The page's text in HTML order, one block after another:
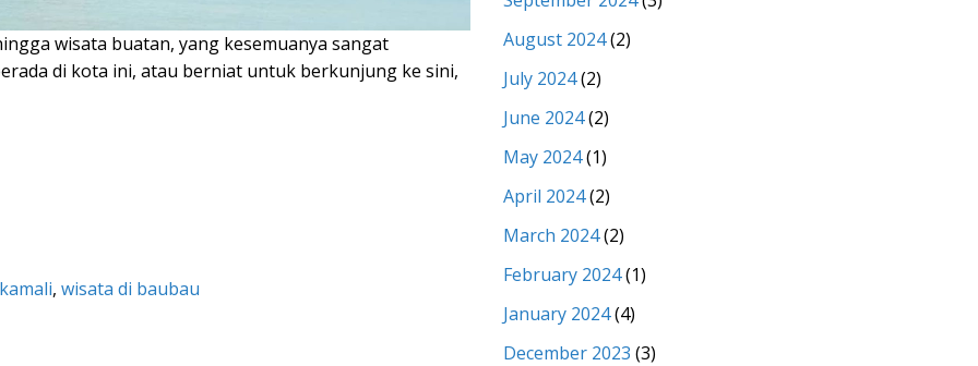
wisata buatan, yang kesemuanya sangat
di kota ini, atau berniat untuk berkunjung ke sini,
, wisata di baubau
August 2024(2)
July 2024(2)
June 2024(2)
May 2024(1)
April 2024(2)
March 2024(2)
February 2024(1)
January 2024(4)
December 2023 (3)